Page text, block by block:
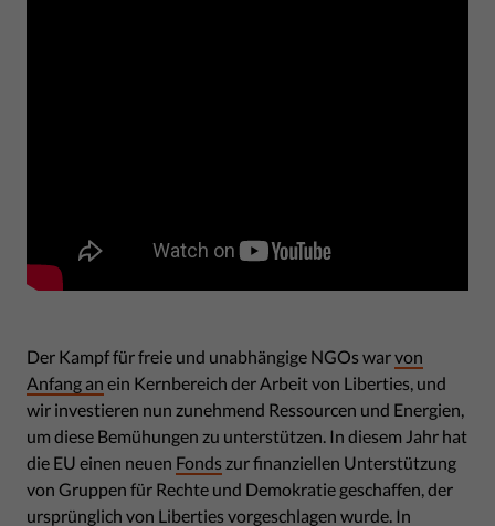
Der Kampf für freie und unabhängige NGOs warvon
Anfang an ein Kernbereich der Arbeit von Liberties, und
wir investieren nun zunehmend Ressourcen und Energien,
um diese Bemühungen zu unterstützen. In diesem Jahr hat
die EU einen neuen Fonds zur finanziellen Unterstützung
von Gruppen für Rechte und Demokratie geschaffen, der
ursprünglich von Liberties vorgeschlagen wurde. In